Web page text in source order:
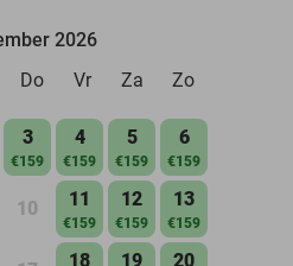
2026
Do Vr Za Zo
3
€159
4
€159
5
€159
6
€159
10 11
€159
12
€159
13
€159
18 19 20